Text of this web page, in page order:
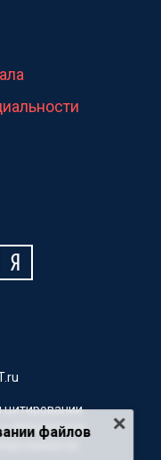
цитировании
обязательна.
на
файлов